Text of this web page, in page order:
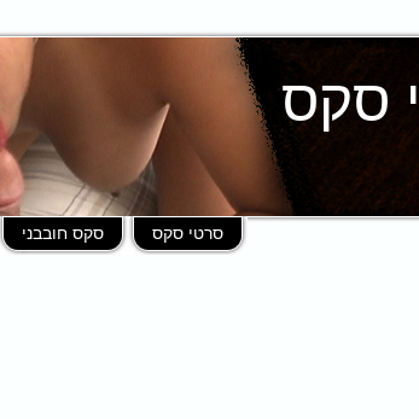
סקס חובבני סרטי סקס